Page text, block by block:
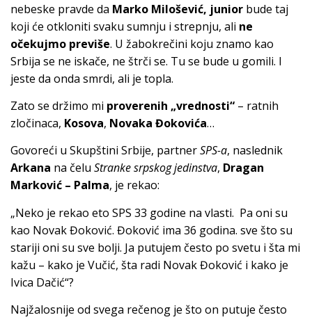
nebeske pravde da Marko Milošević, junior bude taj
koji će otkloniti svaku sumnju i strepnju, ali ne
očekujmo previše. U žabokrečini koju znamo kao
Srbija se ne iskače, ne štrči se. Tu se bude u gomili. I
jeste da onda smrdi, ali je topla.
Zato se držimo mi proverenih „vrednosti“ – ratnih
zločinaca, Kosova, Novaka Đokovića…
Govoreći u Skupštini Srbije, partnerSPS-a, naslednik
Arkana na čelu Stranke srpskog jedinstva, Dragan
Marković – Palma, je rekao:
„Neko je rekao eto SPS 33 godine na vlasti. Pa oni su
kao Novak Đoković. Đoković ima 36 godina. sve što su
stariji oni su sve bolji. Ja putujem često po svetu i šta mi
kažu – kako je Vučić, šta radi Novak Đoković i kako je
Ivica Dačić“?
Najžalosnije od svega rečenog je što on putuje često